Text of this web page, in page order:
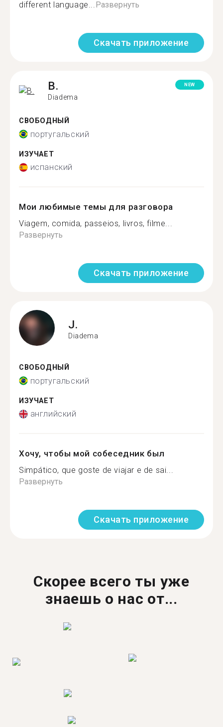
different language...Развернуть
Скачать приложение
B.
Diadema
NEW
СВОБОДНЫЙ
португальский
ИЗУЧАЕТ
испанский
Мои любимые темы для разговора
Viagem, comida, passeios, livros, filme...
Развернуть
Скачать приложение
J.
Diadema
СВОБОДНЫЙ
португальский
ИЗУЧАЕТ
английский
Хочу, чтобы мой собеседник был
Simpático, que goste de viajar e de sai...
Развернуть
Скачать приложение
Скорее всего ты уже
знаешь о нас от...